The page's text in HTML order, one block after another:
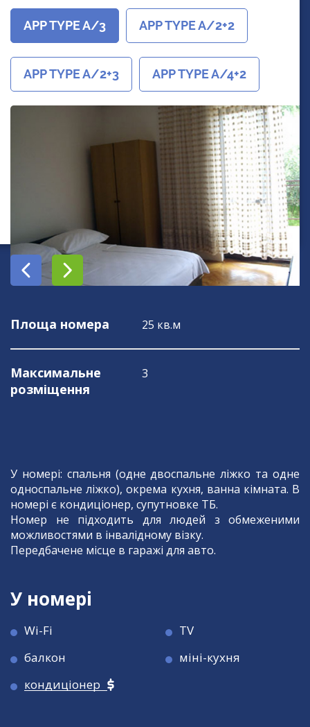
APP TYPE A/3 APP TYPE A/2+2
APP TYPE A/2+3 APP TYPE A/4+2
Площа номера 25 кв.м
Максимальне
розміщення
3
У номері: спальня (одне двоспальне ліжко та одне
односпальне ліжко), окрема кухня, ванна кімната. В
номері є кондиціонер, супутновке ТБ.
Номер не підходить для людей з обмеженими
можливостями в інвалідному візку.
Передбачене місце в гаражі для авто.
У номері
Wi-Fi
балкон
кондиціонер
TV
міні-кухня